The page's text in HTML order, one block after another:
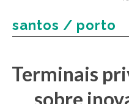
santos / porto
Terminais
sobre